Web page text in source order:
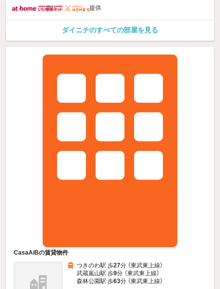
提供
ダイニチのすべての部屋を見る
CasaAiBの賃貸物件
つきのわ駅 歩27分 （東武東上線）
武蔵嵐山駅 歩9分 （東武東上線）
森林公園駅 歩63分 （東武東上線）